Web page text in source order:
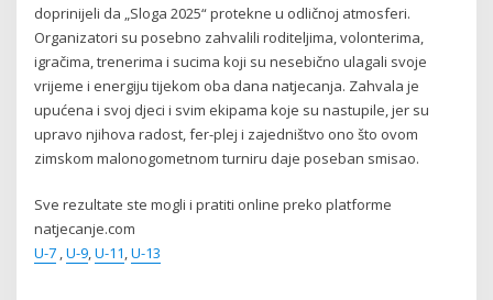
doprinijeli da „Sloga 2025“ protekne u odličnoj atmosferi.
Organizatori su posebno zahvalili roditeljima, volonterima,
igračima, trenerima i sucima koji su nesebično ulagali svoje
vrijeme i energiju tijekom oba dana natjecanja. Zahvala je
upućena i svoj djeci i svim ekipama koje su nastupile, jer su
upravo njihova radost, fer-plej i zajedništvo ono što ovom
zimskom malonogometnom turniru daje poseban smisao.
Sve rezultate ste mogli i pratiti online preko platforme
natjecanje.com
U-7 ,U-9,U-11,U-13